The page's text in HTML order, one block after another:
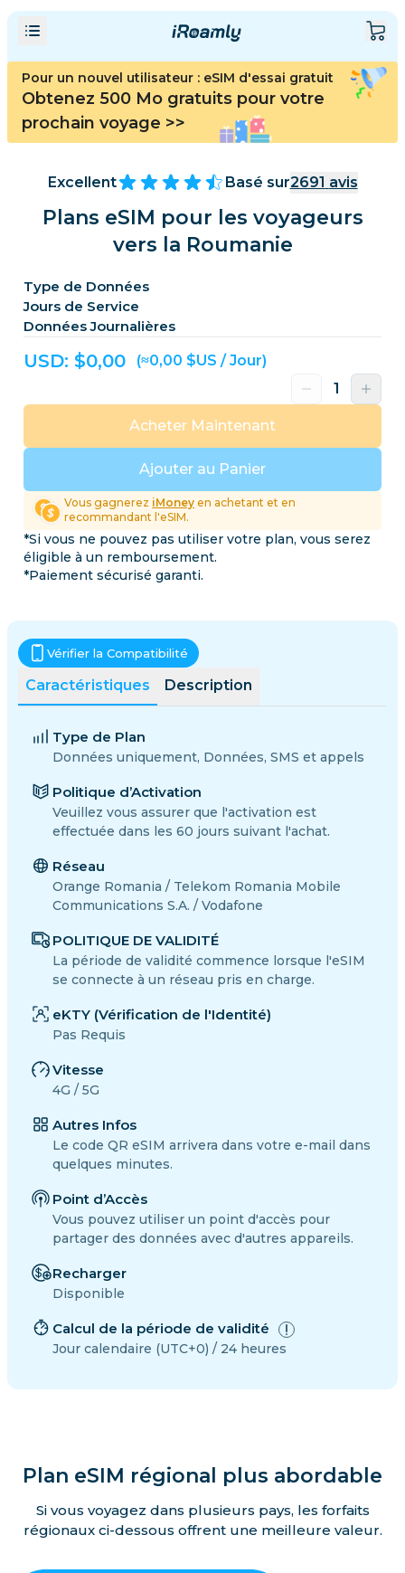
Pour un nouvel utilisateur : eSIM d'essai gratuit
Obtenez 500 Mo gratuits pour votre
prochain voyage >>
Excellent Basé sur2691 avis
Plans eSIM pour les voyageurs
vers la Roumanie
Type de Données
Jours de Service
Données Journalières
USD: $0,00 (≈0,00 $US / Jour)
Ajouter au Panier
Acheter Maintenant
Vous gagnerez iMoney en achetant et en
recommandant l'eSIM.
*Si vous ne pouvez pas utiliser votre plan, vous serez
éligible à un remboursement.
*Paiement sécurisé garanti.
Caractéristiques Description
Vérifier la Compatibilité
Type de Plan
Données uniquement, Données, SMS et appels
Politique d’Activation
Veuillez vous assurer que l'activation est
effectuée dans les 60 jours suivant l'achat.
Réseau
Orange Romania / Telekom Romania Mobile
Communications S.A. / Vodafone
POLITIQUE DE VALIDITÉ
La période de validité commence lorsque l'eSIM
se connecte à un réseau pris en charge.
eKTY (Vérification de l'Identité)
Pas Requis
Vitesse
4G / 5G
Autres Infos
Le code QR eSIM arrivera dans votre e-mail dans
quelques minutes.
Point d’Accès
Vous pouvez utiliser un point d'accès pour
partager des données avec d'autres appareils.
Recharger
Disponible
Calcul de la période de validité
Jour calendaire (UTC+0) / 24 heures
Plan eSIM régional plus abordable
Si vous voyagez dans plusieurs pays, les forfaits
régionaux ci-dessous offrent une meilleure valeur.